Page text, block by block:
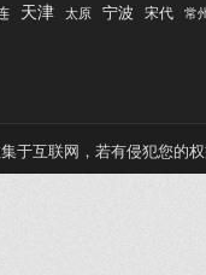
天津 太原 宁波 宋代 常
于互联网，若有侵犯您的